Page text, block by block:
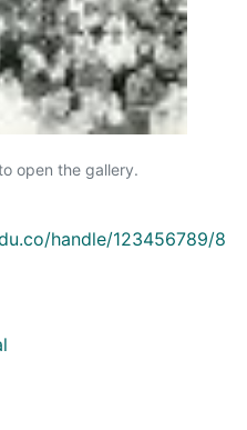
open the gallery.
handle/123456789/8